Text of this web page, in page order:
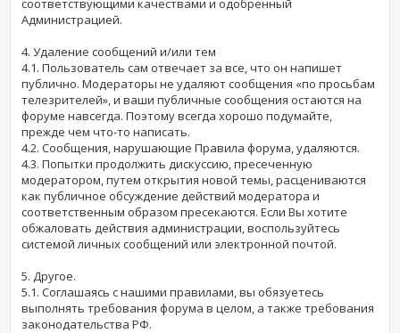
Администрацией.
4. Удаление сообщений и/или тем
4.1. Пользователь сам отвечает за все, что он напишет
публично. Модераторы не удаляют сообщения «по просьбам
телезрителей», и ваши публичные сообщения остаются на
форуме навсегда. Поэтому всегда хорошо подумайте,
прежде чем что-то написать.
4.2. Сообщения, нарушающие Правила форума, удаляются.
4.3. Попытки продолжить дискуссию, пресеченную
модератором, путем открытия новой темы, расцениваются
как публичное обсуждение действий модератора и
соответственным образом пресекаются. Если Вы хотите
обжаловать действия администрации, воспользуйтесь
системой личных сообщений или электронной почтой.
5. Другое.
5.1. Соглашаясь с нашими правилами, вы обязуетесь
выполнять требования форума в целом, а также требования
законодательства РФ.